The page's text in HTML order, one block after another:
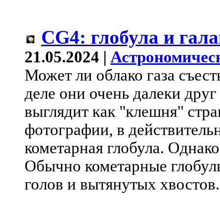
CG4: глобула и
21.05.2024 |
Может ли облако газа
деле они очень далеки
выглядит как "клешня"
фотографии, в
кометарная глобула.
Обычно кометарные
голов и вытянутых хвостов.